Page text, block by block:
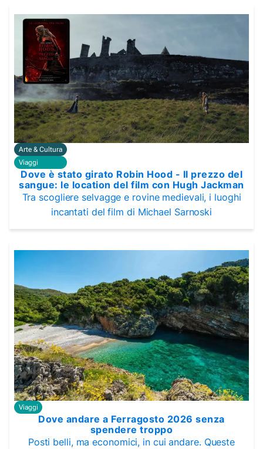
Arte & Cultura
Viaggi
Dove è stato girato Robin Hood - Il prezzo del
sangue: le location del film con Hugh Jackman
Tra scogliere selvagge e rovine medievali, i luoghi
incantati del film di Michael Sarnoski
Viaggi
Dove andare a Ferragosto 2026 senza
spendere troppo
Posti belli, ma economici, in cui andare. Queste